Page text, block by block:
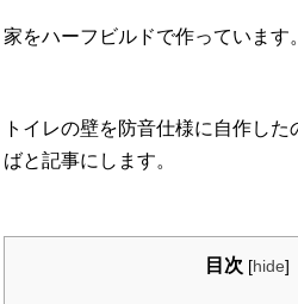
家をハーフビルドで作っています。
トイレの壁を防音仕様に自作し
ばと記事にします。
目次 [hide]